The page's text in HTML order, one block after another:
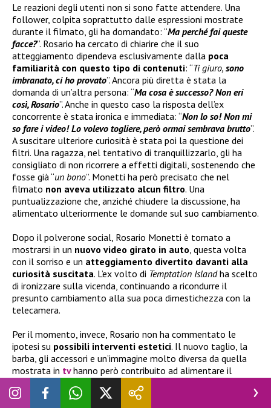
Le reazioni degli utenti non si sono fatte attendere. Una
follower, colpita soprattutto dalle espressioni mostrate
durante il filmato, gli ha domandato: “Ma perché fai queste
facce?”. Rosario ha cercato di chiarire che il suo
atteggiamento dipendeva esclusivamente dalla poca
familiarità con questo tipo di contenuti: “Ti giuro, sono
imbranato, ci ho provato”. Ancora più diretta è stata la
domanda di un’altra persona: “Ma cosa è successo? Non eri
così, Rosario”. Anche in questo caso la risposta dell’ex
concorrente è stata ironica e immediata: “Non lo so! Non mi
so fare i video! Lo volevo togliere, però ormai sembrava brutto”.
A suscitare ulteriore curiosità è stata poi la questione dei
filtri. Una ragazza, nel tentativo di tranquillizzarlo, gli ha
consigliato di non ricorrere a effetti digitali, sostenendo che
fosse già “un bono”. Monetti ha però precisato che nel
filmato non aveva utilizzato alcun filtro. Una
puntualizzazione che, anziché chiudere la discussione, ha
alimentato ulteriormente le domande sul suo cambiamento.
Dopo il polverone social, Rosario Monetti è tornato a
mostrarsi in un nuovo video girato in auto , questa volta
con il sorriso e un atteggiamento divertito davanti alla
curiosità suscitata. L’ex volto di Temptation Islandha scelto
di ironizzare sulla vicenda, continuando a ricondurre il
presunto cambiamento alla sua poca dimestichezza con la
telecamera.
Per il momento, invece, Rosario non ha commentato le
ipotesi su possibili interventi estetici. Il nuovo taglio, la
barba, gli accessori e un’immagine molto diversa da quella
mostrata in tvhanno però contribuito ad alimentare il
indicare il suo vero profilo TikTok si è così trasformato in un